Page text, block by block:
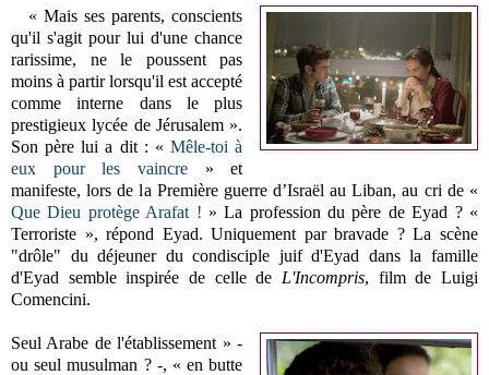
« Mais ses parents, conscients
qu'il s'agit pour lui d'une chance
rarissime, ne le poussent pas
moins à partir lorsqu'il est accepté
comme interne dans le plus
prestigieux lycée de Jérusalem ».
Son père lui a dit : «Mêle-toi à
eux pour les vaincre» et
manifeste, lors de la Première guerre d’Israël au Liban, au cri de «
Que Dieu protège Arafat ! » La profession du père de Eyad ? «
Terroriste », répond Eyad. Uniquement par bravade ? La scène
"drôle" du déjeuner du condisciple juif d'Eyad dans la famille
d'Eyad semble inspirée de celle de L'Incompris, film de Luigi
Comencini.
Seul Arabe de l'établissement » -
ou seul musulman ? -, « en butte